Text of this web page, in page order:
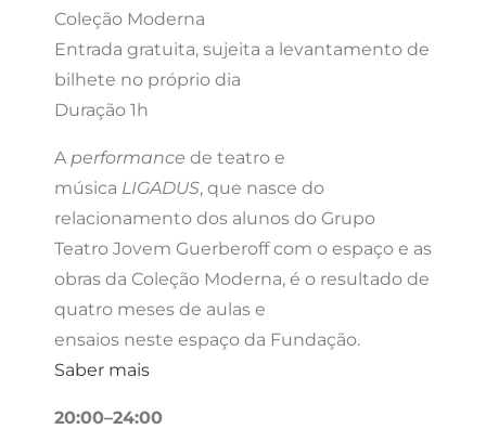
Coleção Moderna
Entrada gratuita, sujeita a levantamento de
bilhete no próprio dia
Duração 1h
A performance de teatro e
música LIGADUS, que nasce do
relacionamento dos alunos do Grupo
Teatro Jovem Guerberoff com o espaço e as
obras da Coleção Moderna, é o resultado de
quatro meses de aulas e
ensaios neste espaço da Fundação.
Saber mais
20:00–24:00